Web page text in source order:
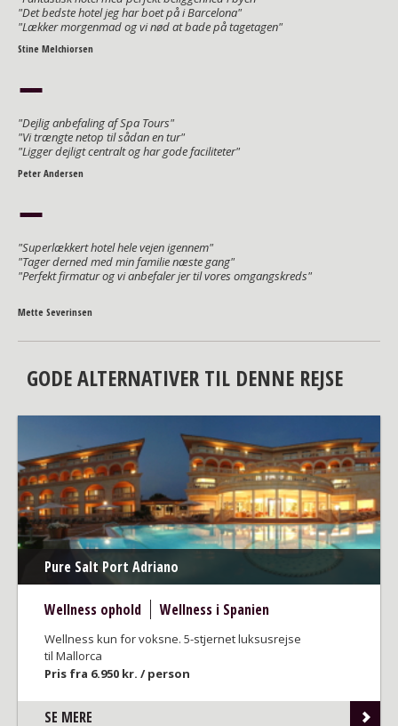
"Det bedste hotel jeg har boet på i Barcelona"
"Lækker morgenmad og vi nød at bade på tagetagen"
Stine Melchiorsen
"Dejlig anbefaling af Spa Tours"
"Vi trængte netop til sådan en tur"
"Ligger dejligt centralt og har gode faciliteter"
Peter Andersen
"Superlækkert hotel hele vejen igennem"
"Tager derned med min familie næste gang"
"Perfekt firmatur og vi anbefaler jer til vores omgangskreds"
Mette Severinsen
GODE ALTERNATIVER TIL DENNE REJSE
Pure Salt Port Adriano
Wellness ophold Wellness i Spanien
Wellness kun for voksne. 5-stjernet luksusrejse
til Mallorca
Pris fra 6.950 kr. / person
SE MERE